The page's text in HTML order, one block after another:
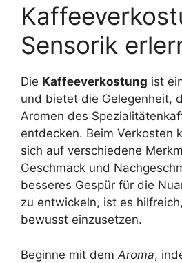
Sensorik
Die Kaffeeverkostung ist
und bietet die Gelegenheit,
Aromen des
entdecken. Beim Verkosten
sich auf verschiedene
Geschmack und
besseres Gespür für die
zu entwickeln, ist es
bewusst einzusetzen.
Beginne mit dem Aroma,